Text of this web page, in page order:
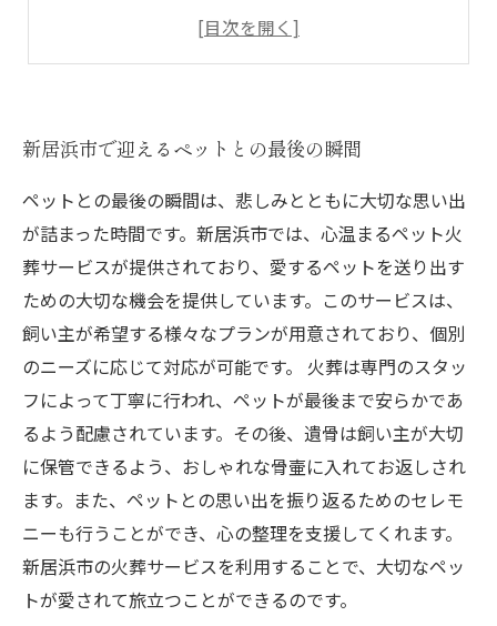
愛するペットにふさわしい送り方とは
新居浜市で迎えるペットとの最後の瞬間
ペットとの最後の瞬間は、悲しみとともに大切な思い出
が詰まった時間です。新居浜市では、心温まるペット火
葬サービスが提供されており、愛するペットを送り出す
ための大切な機会を提供しています。このサービスは、
飼い主が希望する様々なプランが用意されており、個別
のニーズに応じて対応が可能です。 火葬は専門のスタッ
フによって丁寧に行われ、ペットが最後まで安らかであ
るよう配慮されています。その後、遺骨は飼い主が大切
に保管できるよう、おしゃれな骨壷に入れてお返しされ
ます。また、ペットとの思い出を振り返るためのセレモ
ニーも行うことができ、心の整理を支援してくれます。
新居浜市の火葬サービスを利用することで、大切なペッ
トが愛されて旅立つことができるのです。